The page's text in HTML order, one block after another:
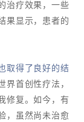
治疗效果，一些
果显示，患者的
取得了良好的结
界首创性疗法，
修复。如今，有
，虽然尚未治愈